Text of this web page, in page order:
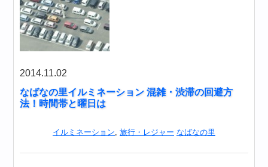
2014.11.02
なばなの里イルミネーション 混雑・渋滞の回避方
法！時間帯と曜日は
イルミネーション, 旅行・レジャー なばなの里